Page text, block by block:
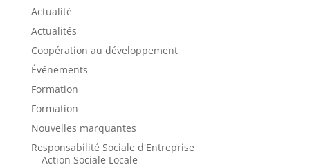
Actualité
Actualités
Coopération au développement
Événements
Formation
Formation
Nouvelles marquantes
Responsabilité Sociale d'Entreprise
Action Sociale Locale